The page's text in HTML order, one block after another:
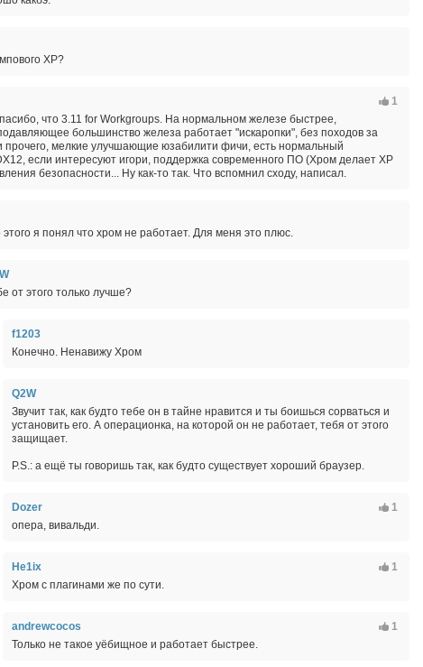
ХР?
1
что 3.11 for Workgroups. На нормальном железе быстрее,
большинство железа работает "искаропки", без походов за
прочего, мелкие улучшающие юзабилити фичи, есть нормальный
если интересуют игори, поддержка современного ПО (Хром делает ХР
безопасности... Ну как-то так. Что вспомнил сходу, написал.
этого я понял что хром не работает. Для меня это плюс.
от этого только лучше?
f1203
Конечно. Ненавижу Хром
Q2W
Звучит так, как будто тебе он в тайне нравится и ты боишься сорваться и
установить его. А операционка, на которой он не работает, тебя от этого
защищает.
P.S.: а ещё ты говоришь так, как будто существует хороший браузер.
1
Dozer
опера, вивальди.
1
He1ix
Хром с плагинами же по сути.
1
andrewcocos
Только не такое уёбищное и работает быстрее.